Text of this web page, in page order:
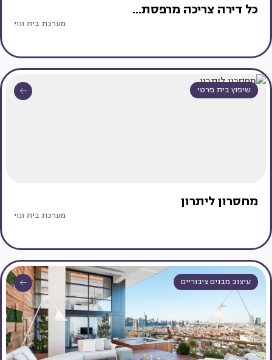
כל דירה צריכה מרפסת...
מערכת בית ונוי
שיפוץ בית פרטי
מחסרון ליתרון
מערכת בית ונוי
עיצוב מבנים ציבוריים